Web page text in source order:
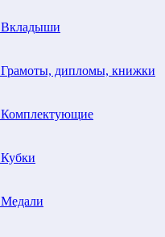
Вкладыши
Грамоты, дипломы, книжки
Комплектующие
Кубки
Медали